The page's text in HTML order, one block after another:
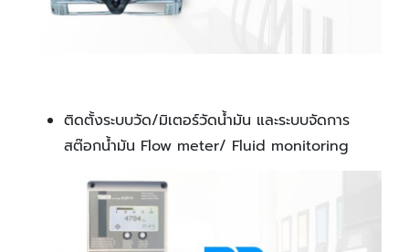
ติดตั้งระบบวัด/มิเตอร์วัดน้ำมัน และระบบจัดการ
สต๊อกน้ำมัน Flow meter/ Fluid monitoring